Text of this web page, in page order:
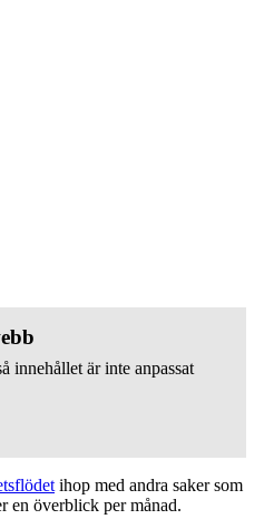
innehållet är inte anpassat
ihop med andra saker som
en överblick per månad.